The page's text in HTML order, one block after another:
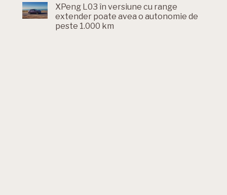
XPeng L03 în versiune cu range
extender poate avea o autonomie de
peste 1.000 km